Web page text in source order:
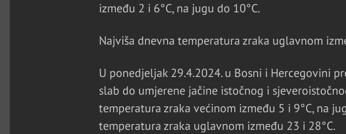
između 2 i 6°C, na jugu do 10°C.
Najviša dnevna temperatura zraka uglavnom
U ponedjeljak 29.4.2024. u Bosni i Hercegovini
slab do umjerene jačine istočnog i
temperatura zraka većinom između 5 i 9°C, na
temperatura zraka uglavnom između 23 i 28°C.